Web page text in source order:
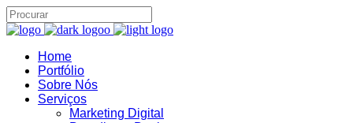
Home
Portfólio
Sobre Nós
Serviços
Marketing Digital
B22
Brand22 Assistente
Online